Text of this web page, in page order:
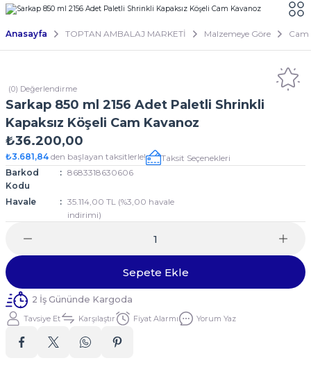
Anasayfa TOPTAN AMBALAJ MARKETİ Malzemeye Göre Cam
(0) Değerlendirme
Sarkap 850 ml 2156 Adet Paletli Shrinkli
Kapaksız Köşeli Cam Kavanoz
₺36.200,00
₺3.681,84 den başlayan taksitlerle!
Taksit Seçenekleri
Barkod
Kodu
8683318630606
Havale
35.114,00 TL (%3,00 havale
indirimi)
Sepete Ekle
2 İş Gününde Kargoda
Tavsiye Et Karşılaştır Fiyat Alarmı Yorum Yaz